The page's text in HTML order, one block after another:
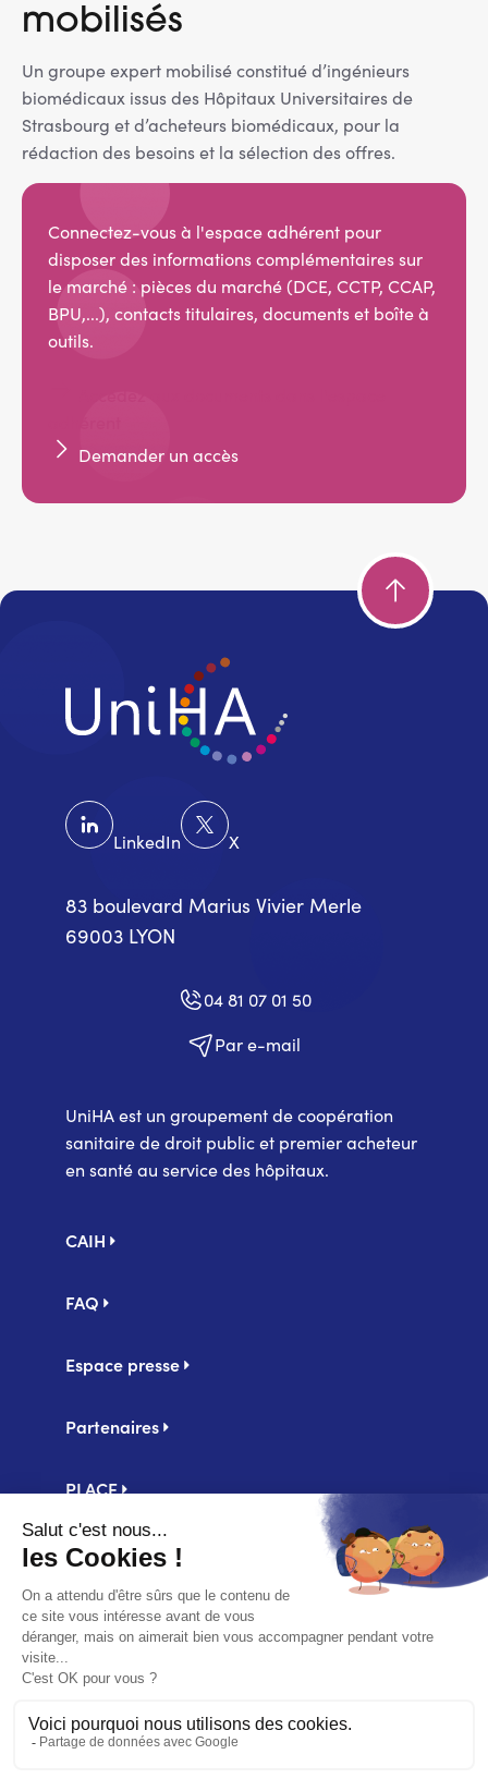
mobilisés
Un groupe expert mobilisé constitué d’ingénieurs
biomédicaux issus des Hôpitaux Universitaires de
Strasbourg et d’acheteurs biomédicaux, pour la
rédaction des besoins et la sélection des offres.
Connectez-vous à l'espace adhérent pour
disposer des informations complémentaires sur
le marché : pièces du marché (DCE, CCTP, CCAP,
BPU,...), contacts titulaires, documents et boîte à
outils.
Demander un accès
LinkedIn X
83 boulevard Marius Vivier Merle
69003 LYON
04 81 07 01 50
Par e-mail
UniHA est un groupement de coopération
sanitaire de droit public et premier acheteur
en santé au service des hôpitaux.
de
CAIH
FAQ
Espace presse
Partenaires
PLACE
Centrale d'achat UniHA
Second
Mentions légales
Politique de confidentialité